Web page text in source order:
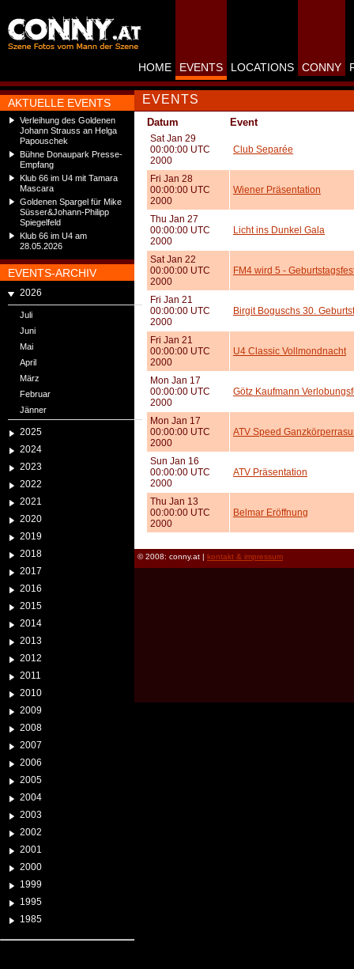
AKTUELLE EVENTS
Verleihung des Goldenen
Johann Strauss an Helga
Papouschek
Bühne Donaupark Presse-
Empfang
Klub 66 im U4 mit Tamara
Mascara
Goldenen Spargel für Mike
Süsser&Johann-Philipp
Spiegelfeld
Klub 66 im U4 am
28.05.2026
EVENTS-ARCHIV
2026
Juli
Juni
Mai
April
März
Februar
Jänner
2025
2024
2023
2022
2021
2020
2019
2018
2017
2016
2015
2014
2013
2012
2011
2010
2009
2008
2007
2006
2005
2004
2003
2002
2001
2000
1999
1995
1985
HOME EVENTS LOCATIONS CONNY
EVENTS
Datum Event
Sat Jan 29
00:00:00 UTC
2000
Club Separée
Fri Jan 28
00:00:00 UTC
2000
Wiener Präsentation
Thu Jan 27
00:00:00 UTC
2000
Licht ins Dunkel Gala
Sat Jan 22
00:00:00 UTC
2000
FM4 wird 5 -
Fri Jan 21
00:00:00 UTC
2000
Birgit Boguschs 30.
Fri Jan 21
00:00:00 UTC
2000
U4 Classic Vollmondnacht
Mon Jan 17
00:00:00 UTC
2000
Götz Kaufmann
Mon Jan 17
00:00:00 UTC
2000
ATV Speed
Sun Jan 16
00:00:00 UTC
2000
ATV Präsentation
Thu Jan 13
00:00:00 UTC
2000
Belmar Eröffnung
© 2008: conny.at | kontakt & impressum